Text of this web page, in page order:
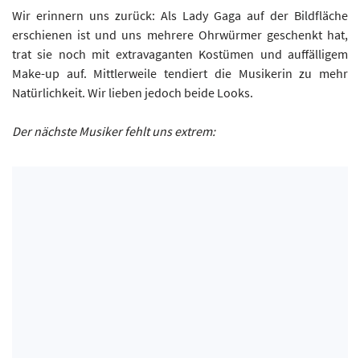
Wir erinnern uns zurück: Als Lady Gaga auf der Bildfläche
erschienen ist und uns mehrere Ohrwürmer geschenkt hat,
trat sie noch mit extravaganten Kostümen und auffälligem
Make-up auf. Mittlerweile tendiert die Musikerin zu mehr
Natürlichkeit. Wir lieben jedoch beide Looks.
Der nächste Musiker fehlt uns extrem: